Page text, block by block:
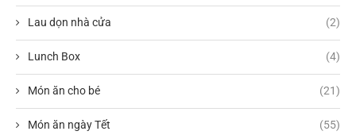
Lau dọn nhà cửa (2)
Lunch Box (4)
Món ăn cho bé (21)
Món ăn ngày Tết (55)